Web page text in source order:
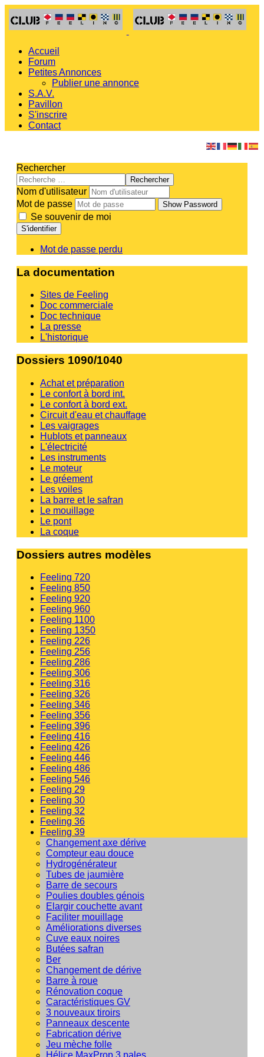
Accueil
Forum
Petites Annonces
Publier une annonce
S.A.V.
Pavillon
S'inscrire
Contact
Rechercher
Rechercher
Nom d'utilisateur
Mot de passe
Show Password
Se souvenir de moi
S'identifier
Mot de passe perdu
La documentation
Sites de Feeling
Doc commerciale
Doc technique
La presse
L'historique
Dossiers 1090/1040
Achat et préparation
Le confort à bord int.
Le confort à bord ext.
Circuit d'eau et chauffage
Les vaigrages
Hublots et panneaux
L'électricité
Les instruments
Le moteur
Le gréement
Les voiles
La barre et le safran
Le mouillage
Le pont
La coque
Dossiers autres modèles
Feeling 720
Feeling 850
Feeling 920
Feeling 960
Feeling 1100
Feeling 1350
Feeling 226
Feeling 256
Feeling 286
Feeling 306
Feeling 316
Feeling 326
Feeling 346
Feeling 356
Feeling 396
Feeling 416
Feeling 426
Feeling 446
Feeling 486
Feeling 546
Feeling 29
Feeling 30
Feeling 32
Feeling 36
Feeling 39
Changement axe dérive
Compteur eau douce
Hydrogénérateur
Tubes de jaumière
Barre de secours
Poulies doubles génois
Elargir couchette avant
Faciliter mouillage
Améliorations diverses
Cuve eaux noires
Butées safran
Ber
Changement de dérive
Barre à roue
Rénovation coque
Caractéristiques GV
3 nouveaux tiroirs
Panneaux descente
Fabrication dérive
Jeu mèche folle